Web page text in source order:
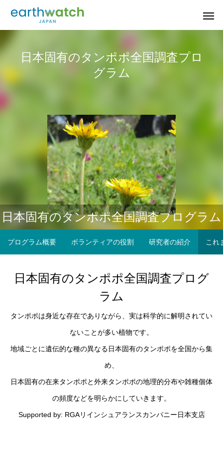
若狭小浜のシロウ
オ
果樹園の生きもの
山梨県
タンポポ調査
音の
日本固有のタンポポ全国調査プロ
グラム
日本固有のタンポポ全国調査プログラム
プログラム概要 ボランティアの役割 研究者の紹介 これ
日本固有のタンポポ全国調査プログ
ラム
タンポポは身近な存在でありながら、実は科学的に解明されてい
ないことが多い植物です。
地域ごとに遺伝的な種の異なる日本固有のタンポポを全国から集
め、
日本固有の在来タンポポと外来タンポポの地理的分布や雑種個体
の頻度などを明らかにしていきます。
Supported by: RGAリインシュアランスカンパニー日本支店